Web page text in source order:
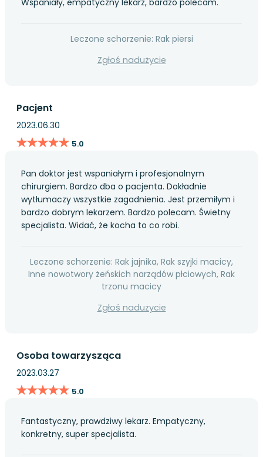
Leczone schorzenie: Rak piersi
Zgłoś nadużycie
Pacjent
2023.06.30
★★★★★
★★★★★ 5.0
Pan doktor jest wspaniałym i profesjonalnym
chirurgiem. Bardzo dba o pacjenta. Dokładnie
wytłumaczy wszystkie zagadnienia. Jest przemiłym i
bardzo dobrym lekarzem. Bardzo polecam. Świetny
specjalista. Widać, że kocha to co robi.
Leczone schorzenie: Rak jajnika, Rak szyjki macicy,
Inne nowotwory żeńskich narządów płciowych, Rak
trzonu macicy
Zgłoś nadużycie
Osoba towarzysząca
2023.03.27
★★★★★
★★★★★ 5.0
Fantastyczny, prawdziwy lekarz. Empatyczny,
konkretny, super specjalista.